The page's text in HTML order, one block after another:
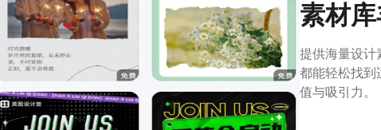
素材
提供海量设计
都能轻松找到
值与吸引力。